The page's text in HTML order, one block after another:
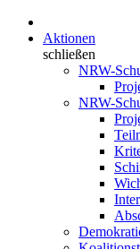
Aktionen
schließen
NRW-
NRW-